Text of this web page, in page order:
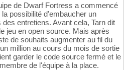
de Dwarf Fortress a commencé
possibilité d'embaucher un
entretiens. Avant cela, Tarn dit
jeu en open source. Mais après
de souhaits augmenter au fil du
million au cours du mois de sortie
garder le code source fermé et le
de l'équipe à la place.